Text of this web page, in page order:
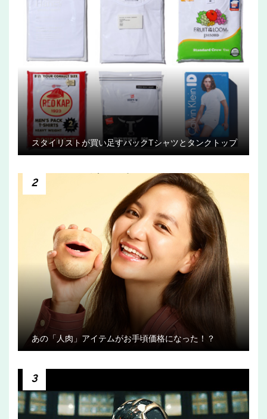
スタイリストが買い足すパックTシャツとタンクトップ
2
あの「人肉」アイテムがお手頃価格になった！？
3